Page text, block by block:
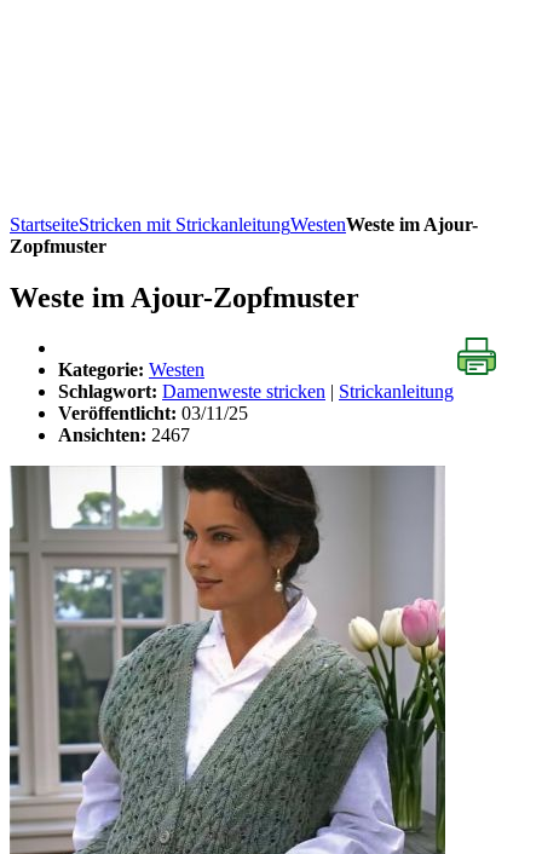
StartseiteStricken mit StrickanleitungWestenWeste im Ajour-
Zopfmuster
Weste im Ajour-Zopfmuster
Kategorie: Westen
Schlagwort: Damenweste stricken
Strickanleitung
Veröffentlicht: 03/11/25
Ansichten: 2467